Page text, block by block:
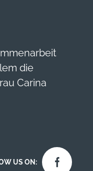
die
Carina
US ON: